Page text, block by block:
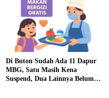
Di Buton Sudah Ada 11 Dapur
MBG, Satu Masih Kena
Suspend, Dua Lainnya Belum